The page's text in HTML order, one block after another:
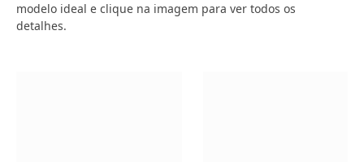
modelo ideal e clique na imagem para ver todos os
detalhes.